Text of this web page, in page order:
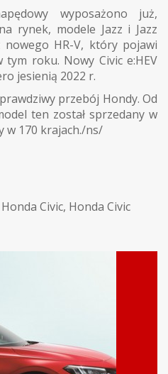
wyposażono już,
rynek, modele Jazz i Jazz
nowego HR-V, który pojawi
tym roku. Nowy Civic e:HEV
jesienią 2022 r.
przebój Hondy. Od
ten został sprzedany w
w 170 krajach./ns/
Civic, Honda Civic